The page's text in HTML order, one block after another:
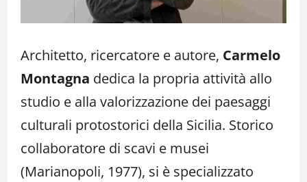
Architetto, ricercatore e autore, Carmelo
Montagna dedica la propria attività allo
studio e alla valorizzazione dei paesaggi
culturali protostorici della Sicilia. Storico
collaboratore di scavi e musei
(Marianopoli, 1977), si è specializzato